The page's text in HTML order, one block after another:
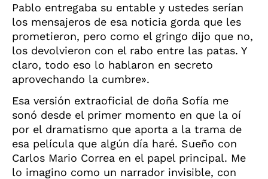
Pablo entregaba su entable y ustedes serían
los mensajeros de esa noticia gorda que les
prometieron, pero como el gringo dijo que no,
los devolvieron con el rabo entre las patas. Y
claro, todo eso lo hablaron en secreto
aprovechando la cumbre».
Esa versión extraoficial de doña Sofía me
sonó desde el primer momento en que la oí
por el dramatismo que aporta a la trama de
esa película que algún día haré. Sueño con
Carlos Mario Correa en el papel principal. Me
lo imagino como un narrador invisible, con